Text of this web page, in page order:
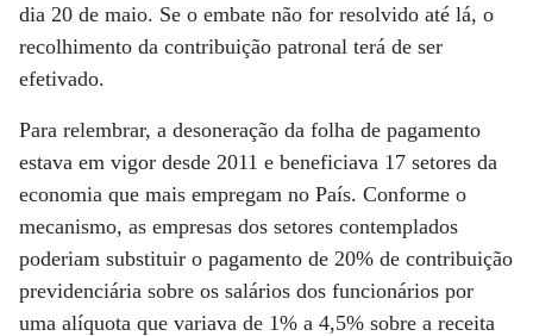
dia 20 de maio. Se o embate não for resolvido até lá, o
recolhimento da contribuição patronal terá de ser
efetivado.
Para relembrar, a desoneração da folha de pagamento
estava em vigor desde 2011 e beneficiava 17 setores da
economia que mais empregam no País. Conforme o
mecanismo, as empresas dos setores contemplados
poderiam substituir o pagamento de 20% de contribuição
previdenciária sobre os salários dos funcionários por
uma alíquota que variava de 1% a 4,5% sobre a receita